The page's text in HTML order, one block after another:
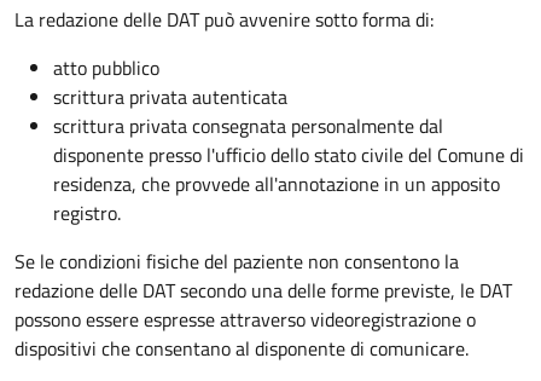
La redazione delle DAT può avvenire sotto forma di:
atto pubblico
scrittura privata autenticata
scrittura privata consegnata personalmente dal
disponente presso l'ufficio dello stato civile del Comune di
residenza, che provvede all'annotazione in un apposito
registro.
Se le condizioni fisiche del paziente non consentono la
redazione delle DAT secondo una delle forme previste, le DAT
possono essere espresse attraverso videoregistrazione o
dispositivi che consentano al disponente di comunicare.